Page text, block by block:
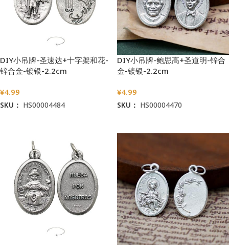
DIY小吊牌-圣速达+十字架和花-
锌合金-镀银-2.2cm
¥4.99
SKU： HS00004484
DIY小吊牌-鲍思高+圣道明-锌合
金-镀银-2.2cm
¥4.99
SKU： HS00004470